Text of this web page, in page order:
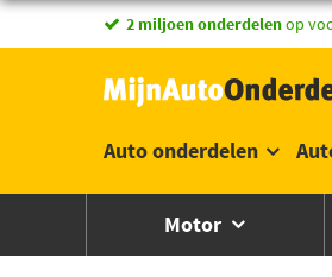
2 miljoen onderdelenop
Auto onderdelen
Motor